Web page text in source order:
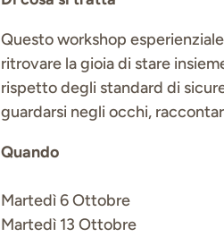
Questo workshop
ritrovare la gioia di stare
rispetto degli standard di
guardarsi negli occhi,
Quando
Martedì 6 Ottobre
Martedì 13 Ottobre